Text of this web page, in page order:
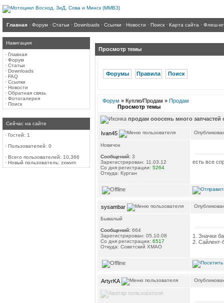
Главная · Форум · Статьи · Downloads · Ссылки · Новости · Поиск · Карта сайта · Флеш-
Навигация
· Главная
· Форум
· Статьи
· Downloads
· FAQ
· Ссылки
· Новости
· Обратная связь
· Фотогалерея
· Поиск
Сейчас на сайте
· Гостей: 1
· Пользователей: 0
· Всего пользователей: 10,366
· Новый пользователь: zxwvm
Просмотр темы
Форумы Правила Поиск
Форум » Куплю/Продам » Продам
Просмотр темы
продам ооосень много запчастей
Ivan45
Новичок
Сообщений: 3
Зарегистрирован: 11.03.12
Со дня регистрации: 5264
Откуда: Курган
есть все
sysambar
Бывалый
Сообщений: 664
Зарегистрирован: 05.10.08
Со дня регистрации: 6517
Откуда: Советский ХМАО
1. Значки
2. Сайлент-
ArtyrKA